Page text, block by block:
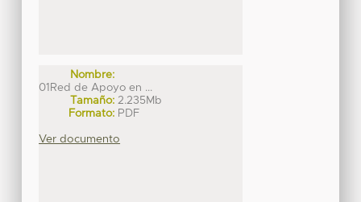
Nombre:
01Red de Apoyo en ...
Tamaño: 2.235Mb
Formato: PDF
Ver documento